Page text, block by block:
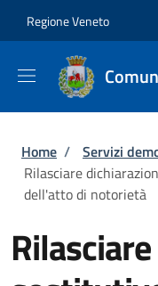
Regione Veneto
Briciole di
Home / Servizi
Rilasciare
dell'atto di notorietà